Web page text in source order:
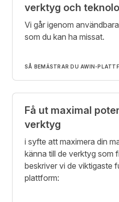
verktyg och
Vi går igenom
som du kan ha missat.
SÅ BEMÄSTRAR DU AWIN-
Få ut maximal
verktyg
i syfte att maximera din
känna till de verktyg som
beskriver vi de viktigaste
plattform: